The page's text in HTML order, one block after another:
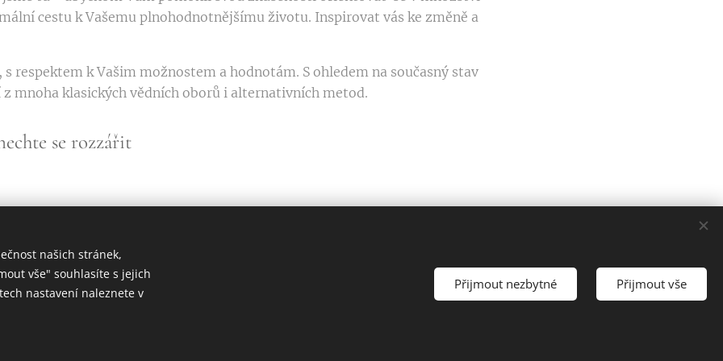
cestu k Vašemu plnohodnotnějšímu životu. Inspirovat vás ke změně a
respektem k Vašim možnostem a hodnotám. S ohledem na současný stav
mnoha klasických vědních oborů i alternativních metod.
se rozzářit
našich stránek,
vše" souhlasíte s jejich
nastavení naleznete v
Přijmout nezbytné Přijmout vše